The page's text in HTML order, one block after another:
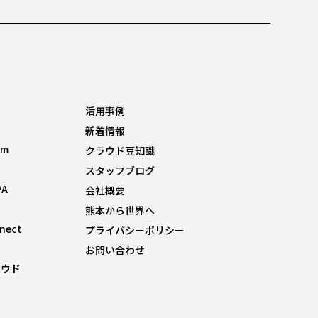
ド
活用事例
新着情報
クラウド豆知識
スタッフブログ
会社概要
熊本から世界へ
プライバシーポリシー
お問い合わせ